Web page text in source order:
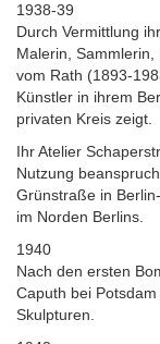
1938-39
Durch Vermittlung
Malerin,
vom Rath (1893-
Künstler in ihrem
privaten Kreis zeigt.
Ihr Atelier
Nutzung
Grünstraße in
im Norden Berlins.
1940
Nach den ersten
Caputh bei
Skulpturen.